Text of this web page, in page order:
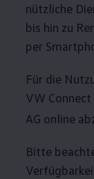
nützliche
bis hin zu
per
Für die
VW
AG online
Bitte